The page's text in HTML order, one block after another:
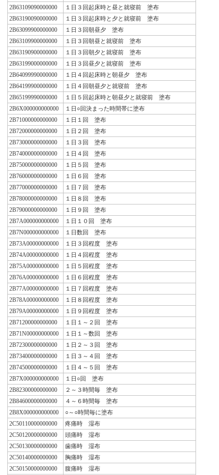
2B63109090000000
１日３回起床時と昼と就寝前 塗布
2B63190090000000
１日３回起床時と夕と就寝前 塗布
2B63099900000000
１日３回朝昼夕 塗布
2B63109900000000
１日３回朝昼と就寝前 塗布
2B63190900000000
１日３回朝夕と就寝前 塗布
2B63199000000000
１日３回昼夕と就寝前 塗布
2B64099990000000
１日４回起床時と朝昼夕 塗布
2B64199900000000
１日４回朝昼夕と就寝前 塗布
2B65199990000000
１日５回起床時と朝昼夕と就寝前 塗布
2B6X000000000000
１日○回決まった時間帯に塗布
2B71000000000000
１日１回 塗布
2B72000000000000
１日２回 塗布
2B73000000000000
１日３回 塗布
2B74000000000000
１日４回 塗布
2B75000000000000
１日５回 塗布
2B76000000000000
１日６回 塗布
2B77000000000000
１日７回 塗布
2B78000000000000
１日８回 塗布
2B79000000000000
１日９回 塗布
2B7A000000000000
１日１０回 塗布
2B7N000000000000
１日数回 塗布
2B73A00000000000
１日３回程度 塗布
2B74A00000000000
１日４回程度 塗布
2B75A00000000000
１日５回程度 塗布
2B76A00000000000
１日６回程度 塗布
2B77A00000000000
１日７回程度 塗布
2B78A00000000000
１日８回程度 塗布
2B79A00000000000
１日９回程度 塗布
2B71200000000000
１日１～２回 塗布
2B71N00000000000
１日１～数回 塗布
2B72300000000000
１日２～３回 塗布
2B73400000000000
１日３～４回 塗布
2B74500000000000
１日４～５回 塗布
2B7X000000000000
１日○回 塗布
2B82300000000000
２～３時間毎 塗布
2B84600000000000
４～６時間毎 塗布
2B8X000000000000
○～○時間毎に塗布
2C50110000000000
疼痛時 湿布
2C50120000000000
頭痛時 湿布
2C50130000000000
歯痛時 湿布
2C50140000000000
胸痛時 湿布
2C50150000000000
腹痛時 湿布